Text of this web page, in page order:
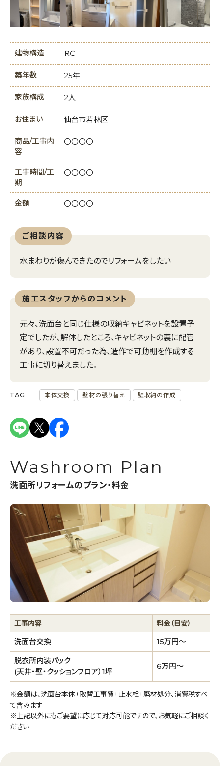
建物構造 ＲＣ
築年数 25年
家族構成 2人
お住まい 仙台市若林区
商品/工事内
容
〇〇〇〇
工事時間/工
期
〇〇〇〇
金額 〇〇〇〇
ご相談内容
水まわりが傷んできたのでリフォームをしたい
施工スタッフからのコメント
元々、洗面台と同じ仕様の収納キャビネットを設置予
定でしたが、解体したところ、キャビネットの裏に配管
があり、設置不可だった為、造作で可動棚を作成する
工事に切り替えました。
TAG 本体交換 壁材の張り替え 壁収納の作成
Washroom Plan
洗面所リフォームのプラン・料金
工事内容 料金（目安）
洗面台交換 15万円～
脱衣所内装パック
(天井・壁・クッションフロア）1坪
6万円～
※金額は、洗面台本体+取替工事費+止水栓+廃材処分、消費税すべ
て含みます
※上記以外にもご要望に応じて対応可能ですので、お気軽にご相談く
ださい